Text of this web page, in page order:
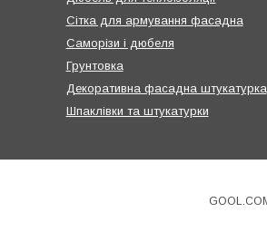
Сітка для армування фасадна
Саморізи і дюбеля
Грунтовка
Декоративна фасадна штукатурка
Шпаклівки та штукатурки